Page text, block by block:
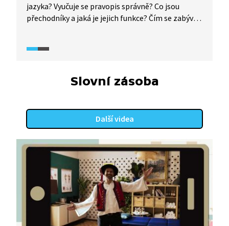
jazyka? Vyučuje se pravopis správně? Co jsou
přechodníky a jaká je jejich funkce? Čím se zabývá
Slovní zásoba
Další videa